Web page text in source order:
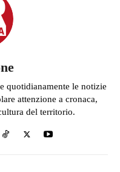
quotidianamente le notizie
attenzione a cronaca,
del territorio.